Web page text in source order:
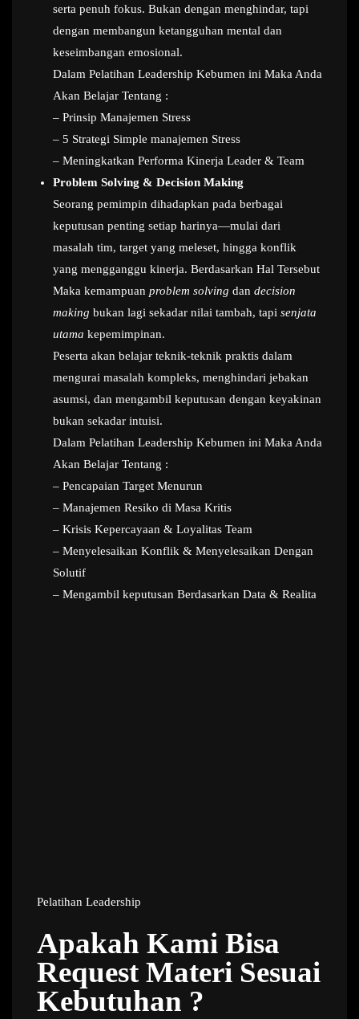
serta penuh fokus. Bukan dengan menghindar, tapi
dengan membangun ketangguhan mental dan
keseimbangan emosional.
Dalam Pelatihan Leadership Kebumen ini Maka Anda
Akan Belajar Tentang :
– Prinsip Manajemen Stress
– 5 Strategi Simple manajemen Stress
– Meningkatkan Performa Kinerja Leader & Team
Problem Solving & Decision Making
Seorang pemimpin dihadapkan pada berbagai
keputusan penting setiap harinya—mulai dari
masalah tim, target yang meleset, hingga konflik
yang mengganggu kinerja. Berdasarkan Hal Tersebut
Maka kemampuan problem solving dan decision
making bukan lagi sekadar nilai tambah, tapi senjata
utama kepemimpinan.
Peserta akan belajar teknik-teknik praktis dalam
mengurai masalah kompleks, menghindari jebakan
asumsi, dan mengambil keputusan dengan keyakinan
bukan sekadar intuisi.
Dalam Pelatihan Leadership Kebumen ini Maka Anda
Akan Belajar Tentang :
– Pencapaian Target Menurun
– Manajemen Resiko di Masa Kritis
– Krisis Kepercayaan & Loyalitas Team
– Menyelesaikan Konflik & Menyelesaikan Dengan
Solutif
– Mengambil keputusan Berdasarkan Data & Realita
Pelatihan Leadership
Apakah Kami Bisa
Request Materi Sesuai
Kebutuhan ?